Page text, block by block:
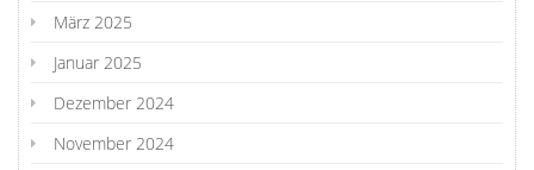
März 2025
Januar 2025
Dezember 2024
November 2024